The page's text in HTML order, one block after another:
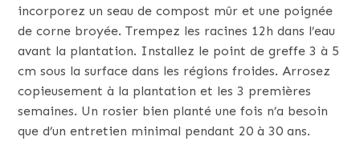
incorporez un seau de compost mûr et une poignée
de corne broyée. Trempez les racines 12h dans l’eau
avant la plantation. Installez le point de greffe 3 à 5
cm sous la surface dans les régions froides. Arrosez
copieusement à la plantation et les 3 premières
semaines. Un rosier bien planté une fois n’a besoin
que d’un entretien minimal pendant 20 à 30 ans.